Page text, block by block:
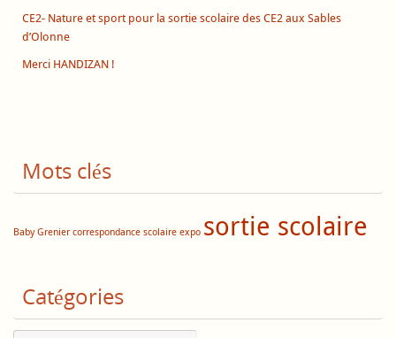
CE2- Nature et sport pour la sortie scolaire des CE2 aux Sables
d’Olonne
Merci HANDIZAN !
Mots clés
Baby Grenier correspondance scolaire expo sortie scolaire
Catégories